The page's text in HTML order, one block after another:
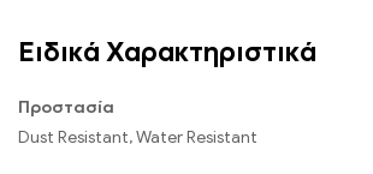
Ειδικά Χαρακτηριστικά
Προστασία
Dust Resistant, Water Resistant